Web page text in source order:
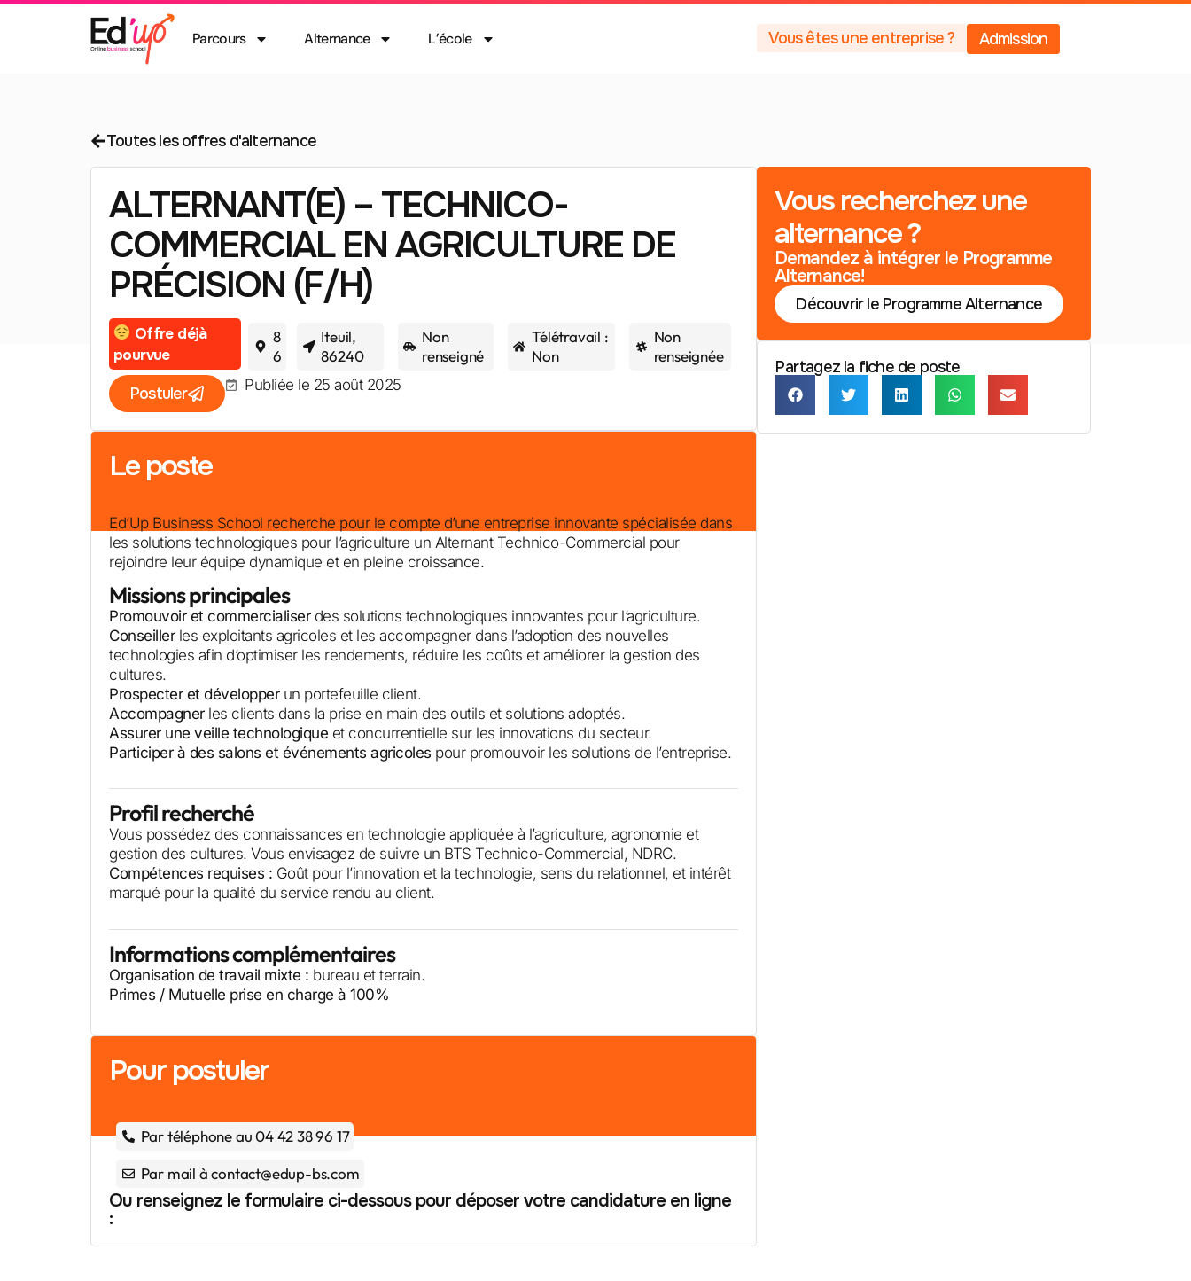
Parcours Alternance L’école Vous êtes une entreprise ? Admission
Toutes les offres d'alternance
ALTERNANT(E) – TECHNICO-
COMMERCIAL EN AGRICULTURE DE
PRÉCISION (F/H)
Offre déjà
pourvue
8
6
Iteuil,
86240
Non
renseigné
Télétravail :
Non
Non
renseignée
Postuler Publiée le 25 août 2025
Le poste
Ed’Up Business School recherche pour le compte d’une entreprise innovante spécialisée dans
les solutions technologiques pour l’agriculture un Alternant Technico-Commercial pour
rejoindre leur équipe dynamique et en pleine croissance.
Missions principales
Promouvoir et commercialiserdes solutions technologiques innovantes pour l’agriculture.
Conseillerles exploitants agricoles et les accompagner dans l’adoption des nouvelles
technologies afin d’optimiser les rendements, réduire les coûts et améliorer la gestion des
cultures.
Prospecter et développerun portefeuille client.
Accompagnerles clients dans la prise en main des outils et solutions adoptés.
Assurer une veille technologique et concurrentielle sur les innovations du secteur.
Participer à des salons et événements agricoles pour promouvoir les solutions de l’entreprise.
Profil recherché
Vous possédez des connaissances en technologie appliquée à l’agriculture, agronomie et
gestion des cultures. Vous envisagez de suivre un BTS Technico-Commercial, NDRC.
Compétences requises : Goût pour l’innovation et la technologie, sens du relationnel, et intérêt
marqué pour la qualité du service rendu au client.
Informations complémentaires
Organisation de travail mixte : bureau et terrain.
Primes / Mutuelle prise en charge à 100%
Pour postuler
Par téléphone au 04 42 38 96 17
Par mail à contact@edup-bs.com
Ou renseignez le formulaire ci-dessous pour déposer votre candidature en ligne
:
Vous recherchez une
alternance ?
Demandez à intégrer le Programme
Alternance!
Découvrir le Programme Alternance
Partagez la fiche de poste